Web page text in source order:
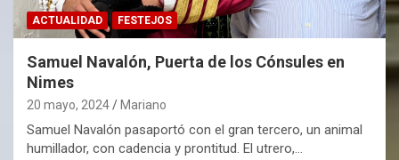
ACTUALIDAD FESTEJOS
Samuel Navalón, Puerta de los Cónsules en
Nimes
20 mayo, 2024 Mariano
Samuel Navalón pasaportó con el gran tercero, un animal
humillador, con cadencia y prontitud. El utrero,…